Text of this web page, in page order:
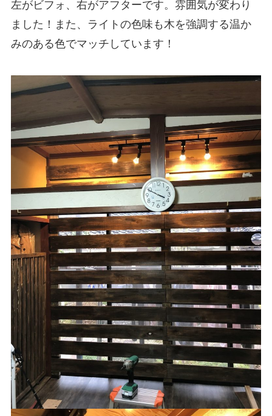
左がビフォ、右がアフターです。雰囲気が変わり
ました！また、ライトの色味も木を強調する温か
みのある色でマッチしています！